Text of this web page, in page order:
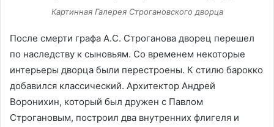
Картинная Галерея Строгановского дворца
После смерти графа А.С. Строганова дворец перешел
по наследству к сыновьям. Со временем некоторые
интерьеры дворца были перестроены. К стилю барокко
добавился классический. Архитектор Андрей
Воронихин, который был дружен с Павлом
Строгановым, построил два внутренних флигеля и